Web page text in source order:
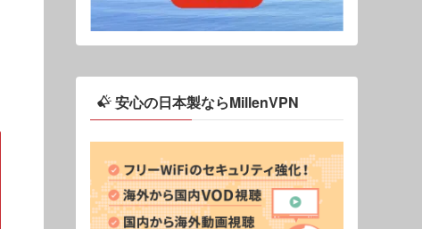
安心の日本製ならMillenVPN